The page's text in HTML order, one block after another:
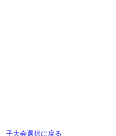
子大会選択に戻る